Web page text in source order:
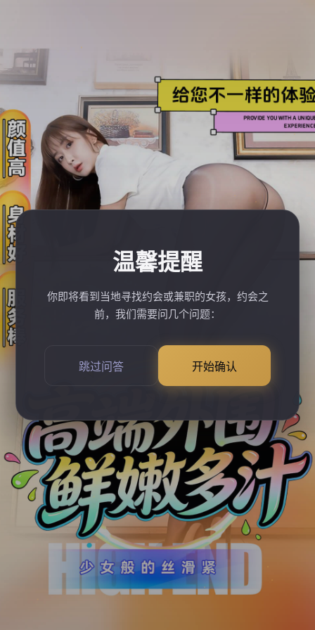
温馨提醒
你即将看到当地寻找约会或兼职的女孩，约会之
前，我们需要问几个问题：
跳过问答 开始确认